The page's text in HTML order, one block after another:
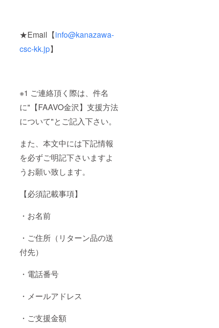
★Email【info@kanazawa-
csc-kk.jp】
※1 ご連絡頂く際は、件名
に"【FAAVO金沢】支援方法
について"とご記入下さい。
また、本文中には下記情報
を必ずご明記下さいますよ
うお願い致します。
【必須記載事項】
・お名前
・ご住所（リターン品の送
付先）
・電話番号
・メールアドレス
・ご支援金額